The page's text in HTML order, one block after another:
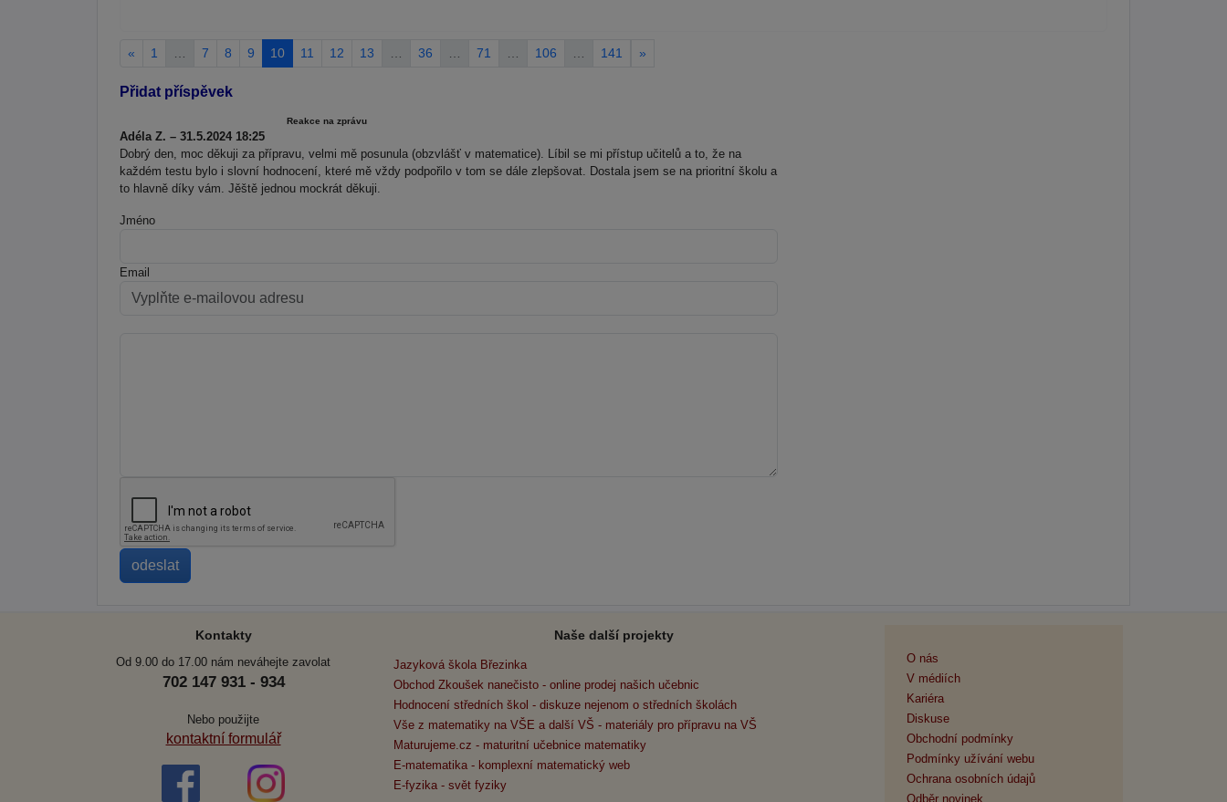
« 1 7 8 9 10 11 12 13 36 71 106 141 »
Přidat příspěvek
Reakce na zprávu
Adéla Z. – 31.5.2024 18:25
Dobrý den, moc děkuji za přípravu, velmi mě posunula (obzvlášť v matematice). Líbil se mi přístup učitelů a to, že na
každém testu bylo i slovní hodnocení, které mě vždy podpořilo v tom se dále zlepšovat. Dostala jsem se na prioritní školu a
to hlavně díky vám. Jěště jednou mockrát děkuji.
Jméno
Email
Kontakty
Od 9.00 do 17.00 nám neváhejte zavolat
702 147 931 - 934
Nebo použijte
kontaktní formulář
Naše další projekty
Jazyková škola Březinka
Obchod Zkoušek nanečisto - online prodej našich učebnic
Hodnocení středních škol - diskuze nejenom o středních školách
Vše z matematiky na VŠE a další VŠ - materiály pro přípravu na VŠ
Maturujeme.cz - maturitní učebnice matematiky
E-matematika - komplexní matematický web
E-fyzika - svět fyziky
O nás
V médiích
Kariéra
Diskuse
Obchodní podmínky
Podmínky užívání webu
Ochrana osobních údajů
Odběr novinek